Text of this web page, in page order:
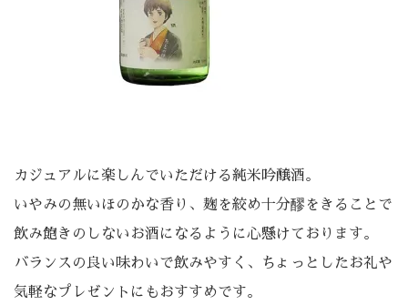
カジュアルに楽しんでいただける純米吟醸酒。
いやみの無いほのかな香り、麹を絞め十分醪をきることで
飲み飽きのしないお酒になるように心懸けております。
バランスの良い味わいで飲みやすく、ちょっとしたお礼や
気軽なプレゼントにもおすすめです。